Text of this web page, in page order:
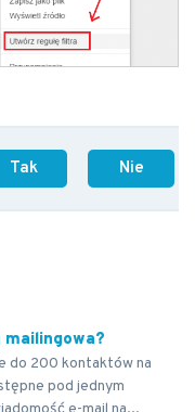
Tak Nie
mailingowa?
do 200 kontaktów na
pod jednym